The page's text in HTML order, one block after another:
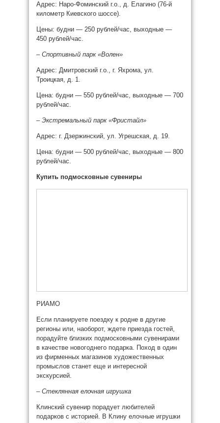
Адрес: Наро-Фоминский г.о., д. Елагино (76-й
километр Киевского шоссе).
Цены: будни — 250 рублей/час, выходные —
450 рублей/час.
– Спортивный парк «Волен»
Адрес: Дмитровский г.о., г. Яхрома, ул.
Троицкая, д. 1.
Цена: будни — 550 рублей/час, выходные — 700
рублей/час.
– Экстремальный парк «Фристайл»
Адрес: г. Дзержинский, ул. Угрешская, д. 19.
Цена: будни — 500 рублей/час, выходные — 800
рублей/час.
Купить подмосковные сувениры
РИАМО
Если планируете поездку к родне в другие
регионы или, наоборот, ждете приезда гостей,
порадуйте близких подмосковными сувенирами
в качестве новогоднего подарка. Поход в один
из фирменных магазинов художественных
промыслов станет еще и интересной
экскурсией.
– Стеклянная елочная игрушка
Клинский сувенир порадует любителей
подарков с историей. В Клину елочные игрушки